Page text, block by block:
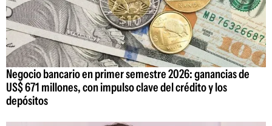
Negocio bancario en primer semestre 2026: ganancias de
US$ 671 millones, con impulso clave del crédito y los
depósitos